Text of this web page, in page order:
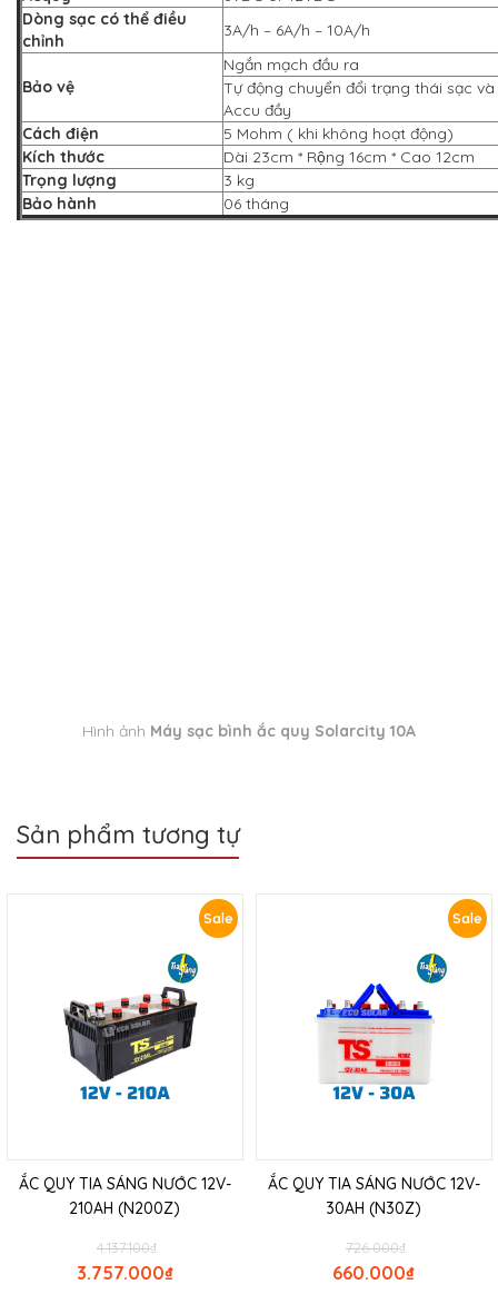
Dòng sạc có thể điều
chỉnh
3A/h – 6A/h – 10A/h
Bảo vệ
Ngắn mạch đầu ra
Tự động chuyển đổi trạng thái sạc
Accu đầy
Cách điện
5 Mohm ( khi không hoạt động)
Kích thước
Dài 23cm * Rộng 16cm * Cao 12cm
Trọng lượng
3 kg
Bảo hành
06 tháng
Hình ảnh Máy sạc bình ắc quy Solarcity 10A
Sản phẩm tương tự
Sale
ẮC QUY TIA SÁNG NƯỚC 12V-
210AH (N200Z)
₫
4.137.100
₫
3.757.000
Sale
ẮC QUY TIA SÁNG NƯỚC 12V-
30AH (N30Z)
₫
726.000
₫
660.000